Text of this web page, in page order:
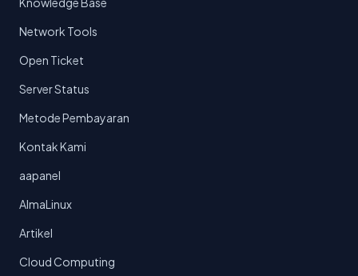
Network Tools
Open Ticket
Server Status
Metode Pembayaran
Kontak Kami
aapanel
AlmaLinux
Artikel
Cloud Computing